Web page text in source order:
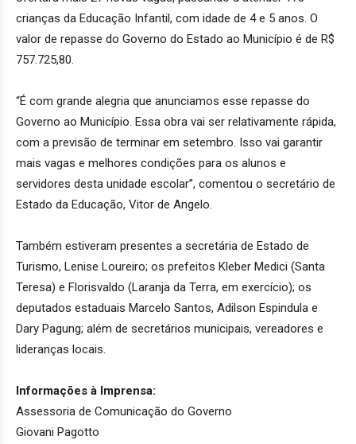
crianças da Educação Infantil, com idade de 4 e 5 anos. O
valor de repasse do Governo do Estado ao Município é de R$
757.725,80.
“É com grande alegria que anunciamos esse repasse do
Governo ao Município. Essa obra vai ser relativamente rápida,
com a previsão de terminar em setembro. Isso vai garantir
mais vagas e melhores condições para os alunos e
servidores desta unidade escolar”, comentou o secretário de
Estado da Educação, Vitor de Angelo.
Também estiveram presentes a secretária de Estado de
Turismo, Lenise Loureiro; os prefeitos Kleber Medici (Santa
Teresa) e Florisvaldo (Laranja da Terra, em exercício); os
deputados estaduais Marcelo Santos, Adilson Espindula e
Dary Pagung; além de secretários municipais, vereadores e
lideranças locais.
Informações à Imprensa:
Assessoria de Comunicação do Governo
Giovani Pagotto